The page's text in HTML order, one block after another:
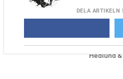
Alessandro Gocciadoro och Timo
som tränare respektive kusk på
Hedlund
DELA ARTIKELN